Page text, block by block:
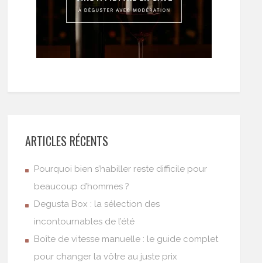
ARTICLES RÉCENTS
Pourquoi bien s’habiller reste difficile pour
beaucoup d’hommes ?
Degusta Box : la sélection des
incontournables de l’été
Boîte de vitesse manuelle : le guide complet
pour changer la vôtre au juste prix